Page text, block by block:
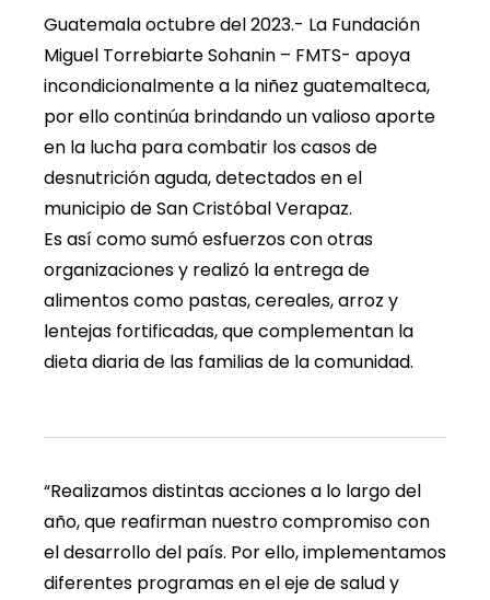
Guatemala octubre del 2023.- La Fundación
Miguel Torrebiarte Sohanin – FMTS- apoya
incondicionalmente a la niñez guatemalteca,
por ello continúa brindando un valioso aporte
en la lucha para combatir los casos de
desnutrición aguda, detectados en el
municipio de San Cristóbal Verapaz.
Es así como sumó esfuerzos con otras
organizaciones y realizó la entrega de
alimentos como pastas, cereales, arroz y
lentejas fortificadas, que complementan la
dieta diaria de las familias de la comunidad.
“Realizamos distintas acciones a lo largo del
año, que reafirman nuestro compromiso con
el desarrollo del país. Por ello, implementamos
diferentes programas en el eje de salud y